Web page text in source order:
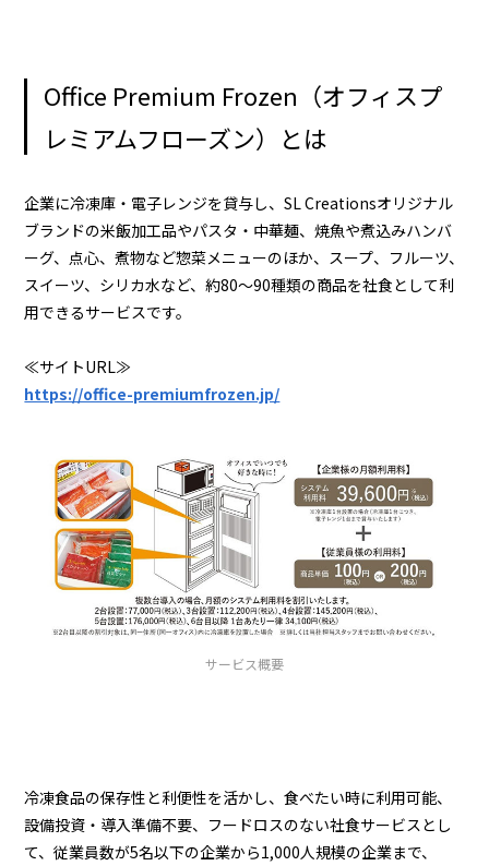
Office Premium Frozen（オフィスプ
レミアムフローズン）とは
企業に冷凍庫・電子レンジを貸与し、SL Creationsオリジナル
ブランドの米飯加工品やパスタ・中華麺、焼魚や煮込みハンバ
ーグ、点心、煮物など惣菜メニューのほか、スープ、フルーツ、
スイーツ、シリカ水など、約80～90種類の商品を社食として利
用できるサービスです。
≪サイトURL≫
https://office-premiumfrozen.jp/
サービス概要
冷凍食品の保存性と利便性を活かし、食べたい時に利用可能、
設備投資・導入準備不要、フードロスのない社食サービスとし
て、従業員数が5名以下の企業から1,000人規模の企業まで、